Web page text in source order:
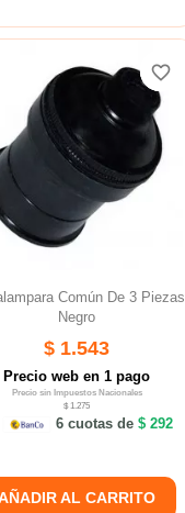
Común De 3 Piezas
Negro
$ 1.543
Precio web en 1 pago
Precio sin Impuestos Nacionales
$ 1.275
6 cuotas de $ 292
AL CARRITO
favorite_border
favorite_border
favorite_border